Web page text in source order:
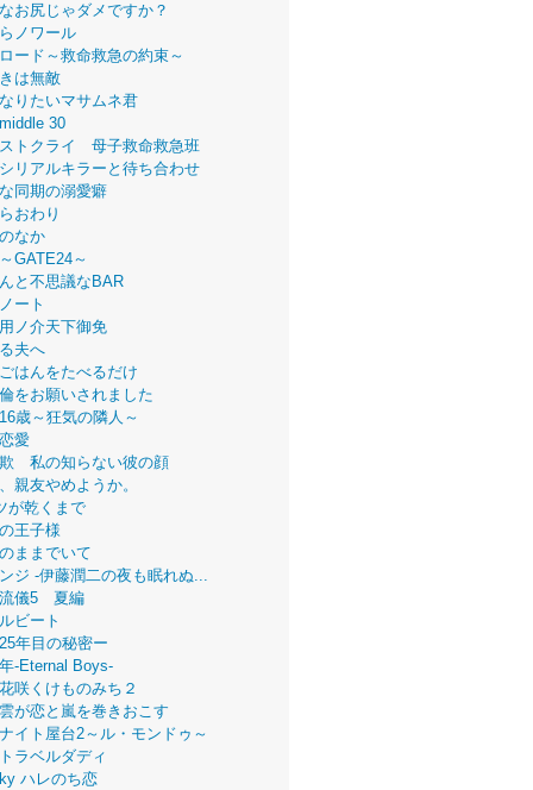
お尻じゃダメですか？
ノワール
ード～救命救急の約束～
は無敵
りたいマサムネ君
30
トクライ 母子救命救急班
リアルキラーと待ち合わせ
同期の溺愛癖
おわり
なか
GATE24～
と不思議なBAR
ート
ノ介天下御免
夫へ
はんをたべるだけ
をお願いされました
歳～狂気の隣人～
愛
私の知らない彼の顔
親友やめようか。
が乾くまで
王子様
ままでいて
ジ -伊藤潤二の夜も眠れぬ...
儀5 夏編
ビート
年目の秘密ー
-Eternal Boys-
咲くけものみち２
が恋と嵐を巻きおこす
イト屋台2～ル・モンドゥ～
ラベルダディ
ハレのち恋